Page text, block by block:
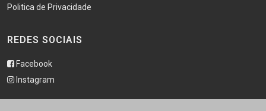
Politica de Privacidade
REDES SOCIAIS
Facebook
Instagram